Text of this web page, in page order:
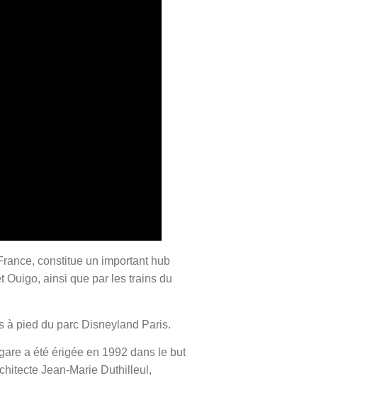
constitue un important hub
Ouigo, ainsi que par les trains du
à pied du parc Disneyland Paris.
a été érigée en 1992 dans le but
Jean-Marie Duthilleul,